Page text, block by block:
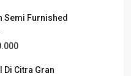
Semi Furnished
Di Citra Gran